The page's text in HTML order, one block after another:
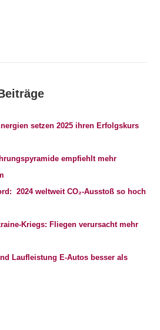
setzen 2025 ihren Erfolgskurs
empfiehlt mehr
2024 weltweit CO₂-Ausstoß so hoch
Kriegs: Fliegen verursacht mehr
Laufleistung E-Autos besser als